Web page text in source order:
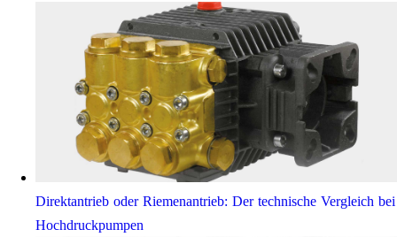
Direktantrieb oder Riemenantrieb: Der technische Vergleich bei
Hochdruckpumpen